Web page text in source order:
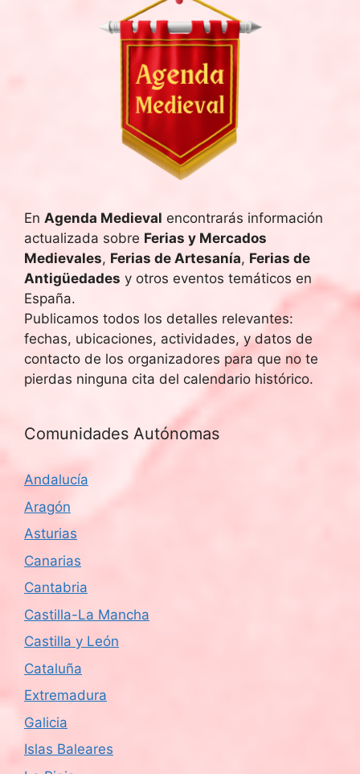
En Agenda Medieval encontrarás información
actualizada sobre Ferias y Mercados
Medievales, Ferias de Artesanía, Ferias de
Antigüedades y otros eventos temáticos en
España.
Publicamos todos los detalles relevantes:
fechas, ubicaciones, actividades, y datos de
contacto de los organizadores para que no te
pierdas ninguna cita del calendario histórico.
Comunidades Autónomas
Andalucía
Aragón
Asturias
Canarias
Cantabria
Castilla-La Mancha
Castilla y León
Cataluña
Extremadura
Galicia
Islas Baleares